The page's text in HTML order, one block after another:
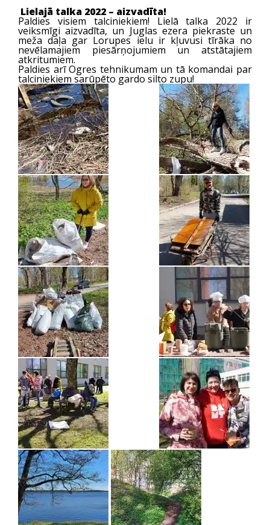
Lielajā talka 2022 – aizvadīta!
Paldies visiem talciniekiem! Lielā talka 2022 ir
veiksmīgi aizvadīta, un Juglas ezera piekraste un
meža daļa gar Lorupes ielu ir kļuvusi tīrāka no
nevēlamajiem piesārņojumiem un atstātajiem
atkritumiem.
Paldies arī Ogres tehnikumam un tā komandai par
talciniekiem sarūpēto gardo silto zupu!